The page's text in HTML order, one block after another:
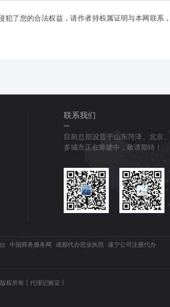
了您的合法权益，请作者持权属证明与本网联系
联系我们
目前总部设置于山东菏泽、北京
多城市正在筹建中，敬请期待！
中国商务服务网 成都代办营业执照 遂宁公司注册代办
权所有丨 代理记账证丨